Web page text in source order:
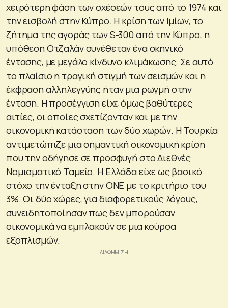
χειρότερη φάση των σχέσεών τους από το 1974 και
την εισβολή στην Κύπρο. Η κρίση των Ιμίων, το
ζήτημα της αγοράς των S-300 από την Κύπρο, η
υπόθεση Οτζαλάν συνέθεταν ένα σκηνικό
έντασης, με μεγάλο κίνδυνο κλιμάκωσης. Σε αυτό
το πλαίσιο η τραγική στιγμή των σεισμών και η
έκφραση αλληλεγγύης ήταν μια ρωγμή στην
ένταση. Η προσέγγιση είχε όμως βαθύτερες
αιτίες, οι οποίες σχετίζονταν και με την
οικονομική κατάσταση των δύο χωρών. Η Τουρκία
αντιμετώπιζε μια σημαντική οικονομική κρίση
που την οδήγησε σε προσφυγή στο Διεθνές
Νομισματικό Ταμείο. Η Ελλάδα είχε ως βασικό
στόχο την ένταξη στην ΟΝΕ με το κριτήριο του
3%. Οι δύο χώρες, για διαφορετικούς λόγους,
συνειδητοποίησαν πως δεν μπορούσαν
οικονομικά να εμπλακούν σε μια κούρσα
εξοπλισμών.